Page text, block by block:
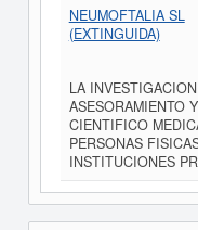
NEUMOFTALIA SL
(EXTINGUIDA)
LA
ASESORAMIENTO
CIENTIFICO
PERSONAS
INSTITUCIONES